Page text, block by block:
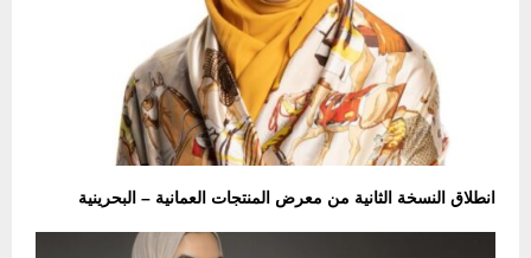
انطلاق النسخة الثانية من معرض المنتجات العمانية – البحرينية